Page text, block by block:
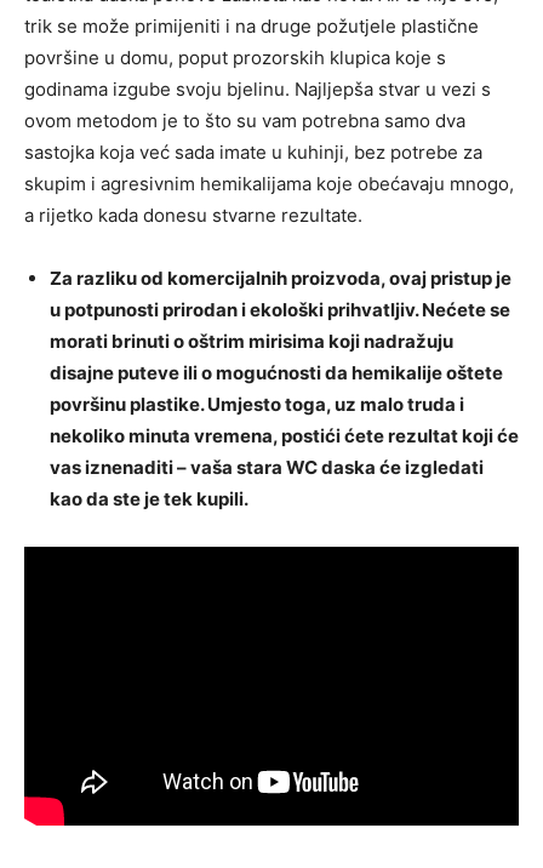
trik se može primijeniti i na druge požutjele plastične
površine u domu, poput prozorskih klupica koje s
godinama izgube svoju bjelinu. Najljepša stvar u vezi s
ovom metodom je to što su vam potrebna samo dva
sastojka koja već sada imate u kuhinji, bez potrebe za
skupim i agresivnim hemikalijama koje obećavaju mnogo,
a rijetko kada donesu stvarne rezultate.
Za razliku od komercijalnih proizvoda, ovaj pristup je
u potpunosti prirodan i ekološki prihvatljiv. Nećete se
morati brinuti o oštrim mirisima koji nadražuju
disajne puteve ili o mogućnosti da hemikalije oštete
površinu plastike. Umjesto toga, uz malo truda i
nekoliko minuta vremena, postići ćete rezultat koji će
vas iznenaditi – vaša stara WC daska će izgledati
kao da ste je tek kupili.